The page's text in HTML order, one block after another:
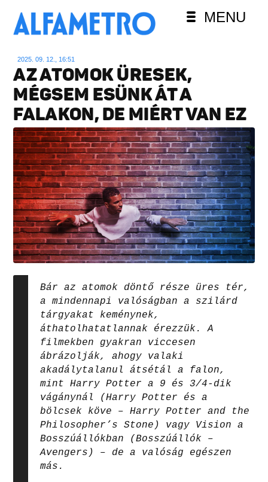
MENU
2025. 09. 12., 16:51
AZ ATOMOK ÜRESEK,
MÉGSEM ESÜNK ÁT A
FALAKON, DE MIÉRT VAN EZ
Bár az atomok döntő része üres tér,
a mindennapi valóságban a szilárd
tárgyakat keménynek,
áthatolhatatlannak érezzük. A
filmekben gyakran viccesen
ábrázolják, ahogy valaki
akadálytalanul átsétál a falon,
mint Harry Potter a 9 és 3/4-dik
vágánynál (Harry Potter és a
bölcsek köve – Harry Potter and the
Philosopher’s Stone) vagy Vision a
Bosszúállókban (Bosszúállók –
Avengers) – de a valóság egészen
más.